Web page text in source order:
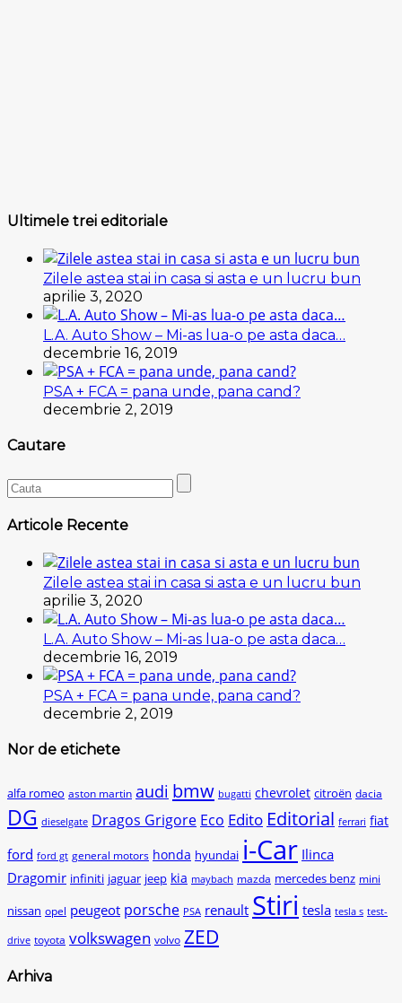
Ultimele trei editoriale
Zilele astea stai in casa si asta e un lucru bun
aprilie 3, 2020
L.A. Auto Show – Mi-as lua-o pe asta daca…
decembrie 16, 2019
PSA + FCA = pana unde, pana cand?
decembrie 2, 2019
Cautare
Articole Recente
Zilele astea stai in casa si asta e un lucru bun
aprilie 3, 2020
L.A. Auto Show – Mi-as lua-o pe asta daca…
decembrie 16, 2019
PSA + FCA = pana unde, pana cand?
decembrie 2, 2019
Nor de etichete
alfa romeo aston martin audi bmw bugatti chevrolet citroën dacia
DG dieselgate Dragos Grigore Eco Edito Editorial ferrari fiat
ford ford gt general motors honda hyundai i-Car Ilinca
Dragomir infiniti jaguar jeep kia maybach mazda mercedes benz mini
nissan opel peugeot porsche PSA renault Stiri tesla tesla s test-
drive toyota volkswagen volvo ZED
Arhiva